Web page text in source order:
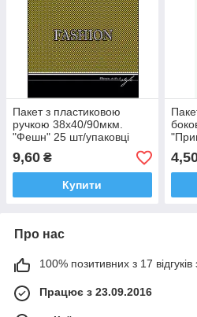
Пакет з пластиковою
ручкою 38х40/90мкм.
"Фешн" 25 шт/упаковці
9,60 ₴
Купити
Про нас
100% позитивних з 17 відгуків
Працює з 23.09.2016